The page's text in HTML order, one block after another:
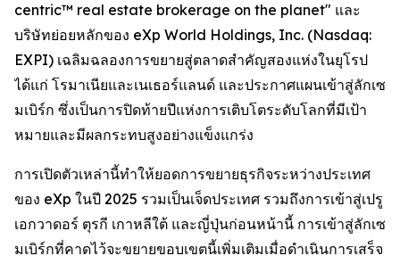
centric™ real estate brokerage on the planet" และ
บริษัทย่อยหลักของ eXp World Holdings, Inc. (Nasdaq:
EXPI) เฉลิมฉลองการขยายสู่ตลาดสำคัญสองแห่งในยุโรป
ได้แก่ โรมาเนียและเนเธอร์แลนด์ และประกาศแผนเข้าสู่ลักเซ
มเบิร์ก ซึ่งเป็นการปิดท้ายปีแห่งการเติบโตระดับโลกที่มีเป้า
หมายและมีผลกระทบสูงอย่างแข็งแกร่ง
การเปิดตัวเหล่านี้ทำให้ยอดการขยายธุรกิจระหว่างประเทศ
ของ eXp ในปี 2025 รวมเป็นเจ็ดประเทศ รวมถึงการเข้าสู่เปรู
เอกวาดอร์ ตุรกี เกาหลีใต้ และญี่ปุ่นก่อนหน้านี้ การเข้าสู่ลักเซ
มเบิร์กที่คาดไว้จะขยายขอบเขตนี้เพิ่มเติมเมื่อดำเนินการเสร็จ